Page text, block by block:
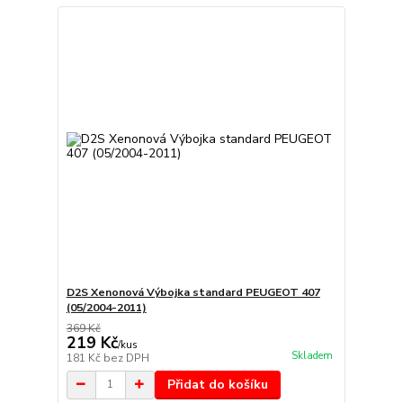
D2S Xenonová Výbojka standard PEUGEOT 407
(05/2004-2011)
369 Kč
219 Kč/kus
181 Kč bez DPH Skladem
Přidat do košíku